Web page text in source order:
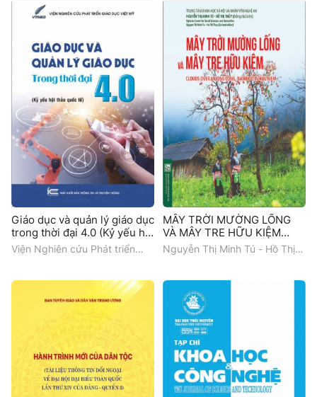
Giáo dục và quản lý giáo dục
trong thời đại 4.0 (Kỷ yếu hội
thảo quốc tế). Quyển 1
Viện Nghiên cứu Phát triển
MÂY TRỜI MƯỜNG LỐNG
VÀ MÂY TRE HỮU KIỆM
(CLOUDS OVER MUONG
LONG, BAMBOO IN HUU
Nguyễn Thị Minh Tú - Hồ Thị